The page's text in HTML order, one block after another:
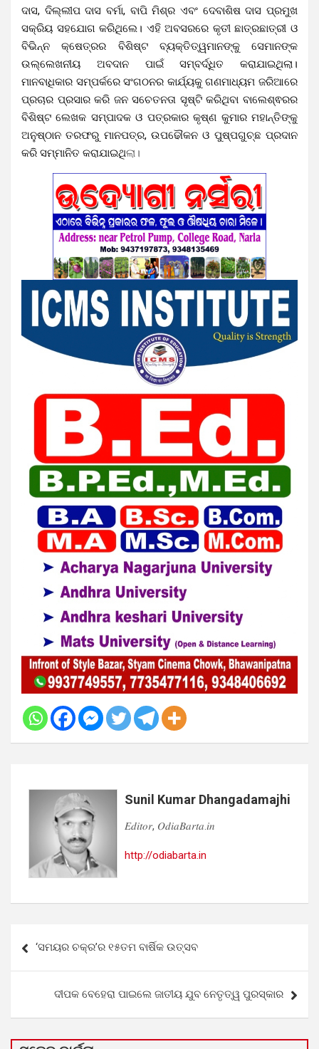
ଦାସ, ଦିଲ୍ଲୀପ ଦାସ ବର୍ମା, ବାପି ମିଶ୍ର ଏବଂ ଦେବାଶିଷ ଦାସ ପ୍ରମୁଖ
ସକ୍ରିୟ ସହଯୋଗ କରିଥିଲେ। ଏହି ଅବସରରେ କୃତୀ ଛାତ୍ରଛାତ୍ରୀ ଓ
ବିଭିନ୍ନ କ୍ଷେତ୍ରର ବିଶିଷ୍ଟ ବ୍ୟକ୍ତିତ୍ୱମାନଙ୍କୁ ସେମାନଙ୍କ
ଉଲ୍ଲେଖନୀୟ ଅବଦାନ ପାଇଁ ସମ୍ବର୍ଦ୍ଧିତ କରାଯାଇଥିଲା।
ମାନବାଧିକାର ସମ୍ପର୍କରେ ସଂଗଠନର କାର୍ଯ୍ୟକୁ ଗଣମାଧ୍ୟମ ଜରିଆରେ
ପ୍ରଚାର ପ୍ରସାର କରି ଜନ ସଚେତନତା ସୃଷ୍ଟି କରିଥିବା ବାଲେଶ୍ଵରର
ବିଶିଷ୍ଟ ଲେଖକ ସମ୍ପାଦକ ଓ ପତ୍ରକାର କୃଷ୍ଣ କୁମାର ମହାନ୍ତିଙ୍କୁ
ଅନୁଷ୍ଠାନ ତରଫରୁ ମାନପତ୍ର, ଉପଢୌକନ ଓ ପୁଷ୍ପଗୁଚ୍ଛ ପ୍ରଦାନ
କରି ସମ୍ମାନିତ କରାଯାଇଥିଲା।
Sunil Kumar Dhangadamajhi
𝐸𝑑𝑖𝑡𝑜𝑟, 𝑂𝑑𝑖𝑎𝐵𝑎𝑟𝑡𝑎.𝑖𝑛
http://odiabarta.in
navigation
‘ସମୟର ଚକ୍ର’ର ୧୫ତମ ବାର୍ଷିକ ଉତ୍ସବ
ଦୀପକ ବେହେରା ପାଇଲେ ଜାତୀୟ ଯୁବ ନେତୃତ୍ୱ ପୁରସ୍କାର